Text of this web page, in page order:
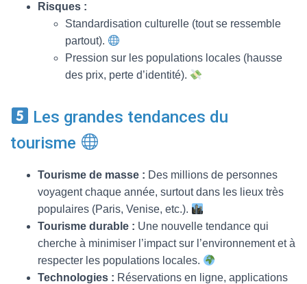
Risques :
Standardisation culturelle (tout se ressemble
partout).
Pression sur les populations locales (hausse
des prix, perte d’identité).
Les grandes tendances du
tourisme
Tourisme de masse : Des millions de personnes
voyagent chaque année, surtout dans les lieux très
populaires (Paris, Venise, etc.).
Tourisme durable : Une nouvelle tendance qui
cherche à minimiser l’impact sur l’environnement et à
respecter les populations locales.
Technologies : Réservations en ligne, applications